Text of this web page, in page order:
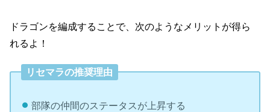
ドラゴンを編成することで、次のようなメリットが得ら
れるよ！
リセマラの推奨理由
部隊の仲間のステータスが上昇する